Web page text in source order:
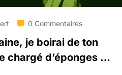
0 Commentaires
je boirai de ton
chargé d’éponges et